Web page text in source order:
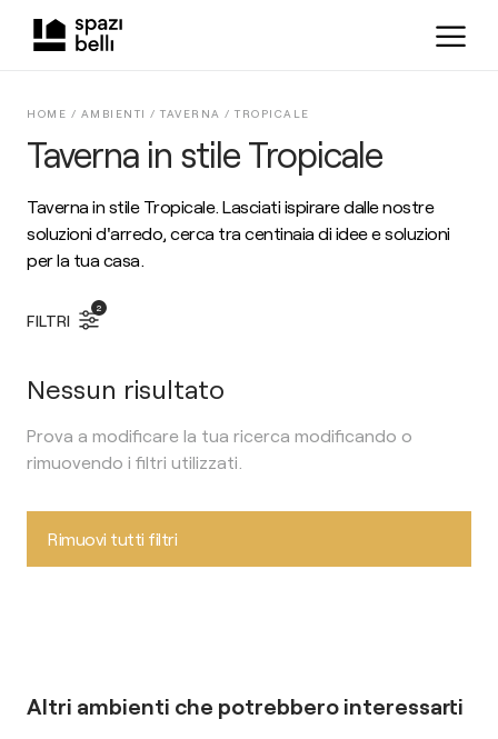
Taverna in stile Tropicale
HOME / AMBIENTI / TAVERNA / TROPICALE
Taverna in stile Tropicale. Lasciati ispirare dalle nostre
soluzioni d'arredo, cerca tra centinaia di idee e soluzioni
per la tua casa.
FILTRI
2
Nessun risultato
Prova a modificare la tua ricerca modificando o
rimuovendo i filtri utilizzati.
Rimuovi tutti filtri
Altri ambienti che potrebbero interessarti